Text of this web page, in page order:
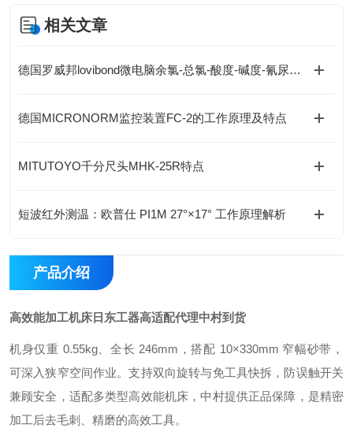
相关文章
德国罗威邦lovibond微电脑余氯-总氯-酸度-碱度-氰尿酸浓度测定仪的特点
德国MICRONORM监控装置FC-2的工作原理及特点
MITUTOYO千分尺头MHK-25R特点
短波红外测温：欧普仕 PI1M 27°×17° 工作原理解析
产品介绍
高效能加工机床日东工器高适配代理中村到货
机身仅重 0.55kg、全长 246mm，搭配 10×330mm 窄幅砂带，
可深入狭窄空间作业。支持双向旋转与免工具快拆，防误触开关
兼顾安全，适配多类型高效能机床，中村提供正品保障，是精密
加工后去毛刺、精磨的高效工具。